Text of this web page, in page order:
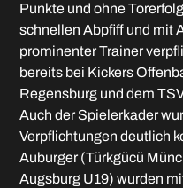
Punkte und ohne
schnellen Abpfiff und mit
prominenter Trainer
bereits bei Kickers
Regensburg und dem
Auch der Spielerkader
Verpflichtungen deutlich
Auburger (Türkgücü
Augsburg U19) wurden